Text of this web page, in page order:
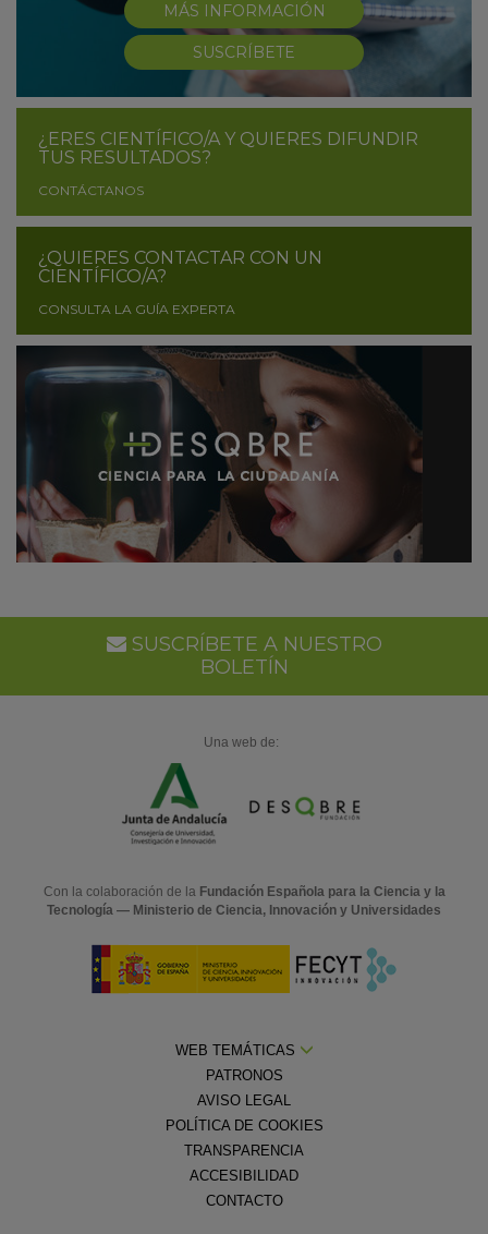
MÁS INFORMACIÓN
SUSCRÍBETE
¿ERES CIENTÍFICO/A Y QUIERES DIFUNDIR
TUS RESULTADOS?
CONTÁCTANOS
¿QUIERES CONTACTAR CON UN
CIENTÍFICO/A?
CONSULTA LA GUÍA EXPERTA
SUSCRÍBETE A NUESTRO
BOLETÍN
Una web de:
Con la colaboración de la Fundación Española para la Ciencia y la
Tecnología — Ministerio de Ciencia, Innovación y Universidades
WEB TEMÁTICAS
PATRONOS
AVISO LEGAL
POLÍTICA DE COOKIES
TRANSPARENCIA
ACCESIBILIDAD
CONTACTO